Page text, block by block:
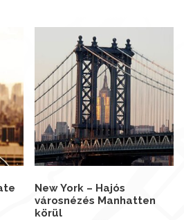
New York – Hajós
városnézés Manhatten
körül